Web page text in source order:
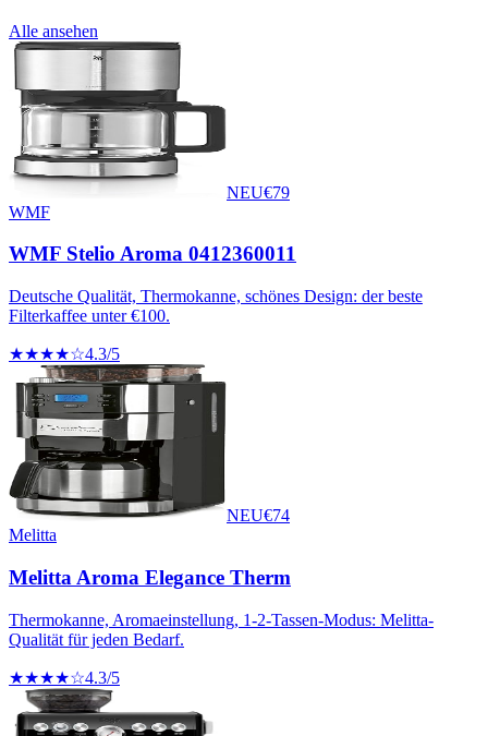
Alle ansehen
NEU€79
WMF
WMF Stelio Aroma 0412360011
Deutsche Qualität, Thermokanne, schönes Design: der beste
Filterkaffee unter €100.
★★★★☆4.3/5
NEU€74
Melitta
Melitta Aroma Elegance Therm
Thermokanne, Aromaeinstellung, 1-2-Tassen-Modus: Melitta-
Qualität für jeden Bedarf.
★★★★☆4.3/5